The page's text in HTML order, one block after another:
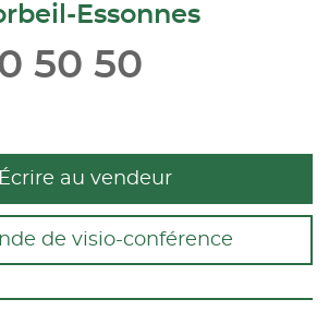
Essonnes
50 50
Écrire au vendeur
de visio-conférence